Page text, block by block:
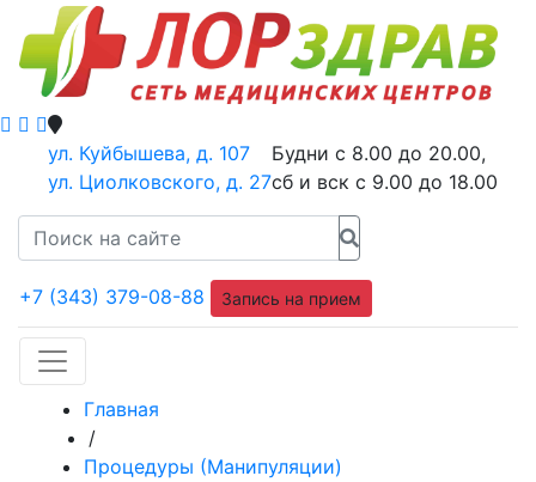
ул. Куйбышева, д. 107
ул. Циолковского, д. 27
Будни с 8.00 до 20.00,
сб и вск с 9.00 до 18.00
+7 (343) 379-08-88 Запись на прием
Главная
/
Процедуры (Манипуляции)